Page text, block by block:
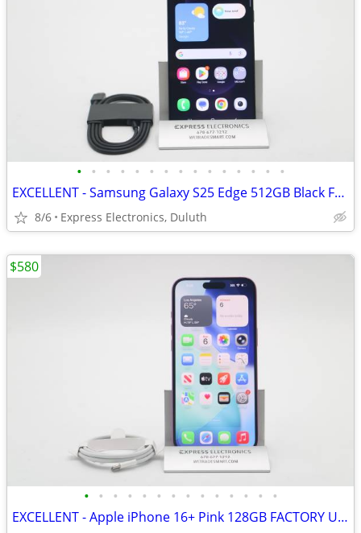
• • • • • • • • • • • • • • •
EXCELLENT - Samsung Galaxy S25 Edge 512GB Black FACTORY UNLOCKED
8/6 Express Electronics, Duluth
• • • • • • • • • • • • • •
EXCELLENT - Apple iPhone 16+ Pink 128GB FACTORY UNLOCKED
$580